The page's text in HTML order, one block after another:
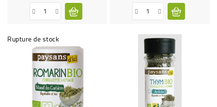
Rupture de stock